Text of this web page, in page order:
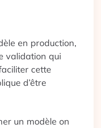
en production,
validation qui
cette
d’être
un modèle on